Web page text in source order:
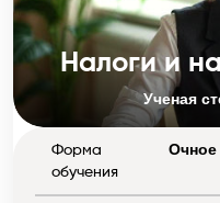
Налоги и
Ученая
Форма
обучения
Очное